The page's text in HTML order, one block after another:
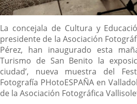
Descripción
La concejala de Cultura y
presidente de la Asociación
Pérez, han inaugurado esta
Turismo de San Benito la
ciudad’, nueva muestra del
Fotografía PHotoESPAÑA en
de la Asociación Fotográfica